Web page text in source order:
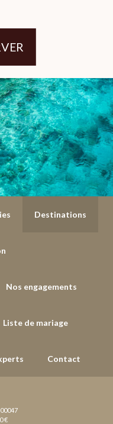
Destinations
Nos engagements
Liste de mariage
Contact
€